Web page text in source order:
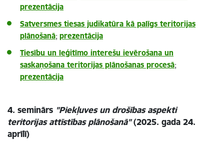
prezentācija
Satversmes tiesas judikatūra kā palīgs teritorijas
plānošanā; prezentācija
Tiesību un leģitīmo interešu ievērošana un
saskaņošana teritorijas plānošanas procesā;
prezentācija
4. seminārs "Piekļuves un drošības aspekti
teritorijas attīstības plānošanā"(2025. gada 24.
aprīlī)